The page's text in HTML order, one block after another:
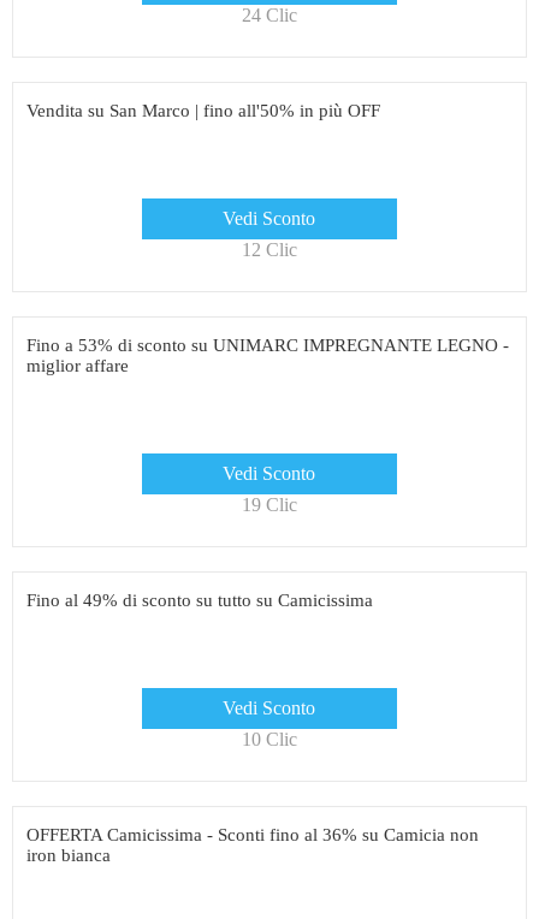
24 Clic
Vendita su San Marco | fino all'50% in più OFF
Vedi Sconto
12 Clic
Fino a 53% di sconto su UNIMARC IMPREGNANTE LEGNO -
miglior affare
Vedi Sconto
19 Clic
Fino al 49% di sconto su tutto su Camicissima
Vedi Sconto
10 Clic
OFFERTA Camicissima - Sconti fino al 36% su Camicia non
iron bianca